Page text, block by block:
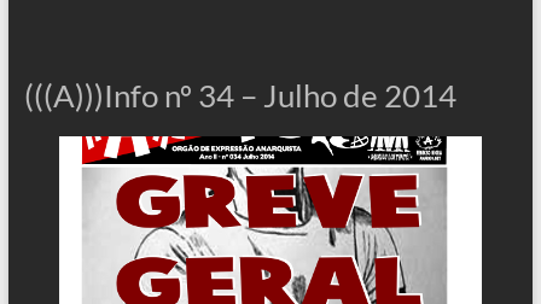
(((A)))Info nº 34 – Julho de 2014